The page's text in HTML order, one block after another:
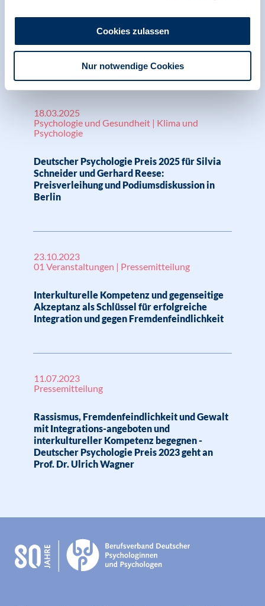
Cookies zulassen
Nur notwendige Cookies
Forschung zur Verbesserung der
Lebensbedingungen junger Menschen:
Gerhard Reese
18.03.2025
Psychologie und Gesundheit | Klima und
Psychologie
Deutscher Psychologie Preis 2025 für Silvia
Schneider und Gerhard Reese:
Preisverleihung und Podiumsdiskussion in
Berlin
23.10.2023
01 Veranstaltungen | Pressemitteilung
Interkulturelle Kompetenz und gegenseitige
Akzeptanz als Schlüssel für erfolgreiche
Integration und gegen Fremdenfeindlichkeit
11.07.2023
Pressemitteilung
Rassismus, Fremdenfeindlichkeit und Gewalt
mit Integrations-angeboten und
interkultureller Kompetenz begegnen -
Deutscher Psychologie Preis 2023 geht an
Prof. Dr. Ulrich Wagner